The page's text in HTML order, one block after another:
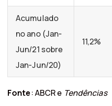
Acumulado
no ano (Jan-
Jun/21 sobre
Jan-Jun/20)
11,2%
Fonte: ABCR e Tendências